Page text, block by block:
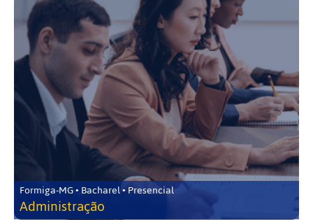
Formiga-MG • Bacharel • Presencial
Administração